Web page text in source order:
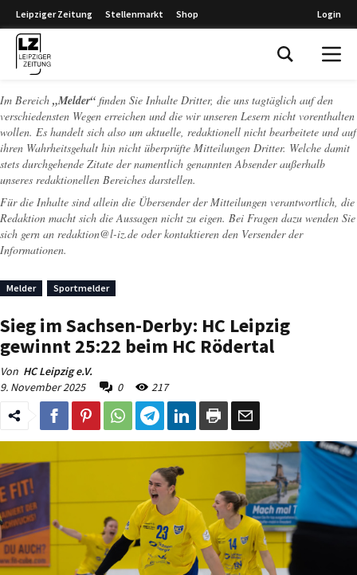
Leipziger Zeitung Stellenmarkt Shop Login
Im Bereich „Melder“ finden Sie Inhalte Dritter, die uns tagtäglich auf den
verschiedensten Wegen erreichen und die wir unseren Lesern nicht vorenthalten
wollen. Es handelt sich also um aktuelle, redaktionell nicht bearbeitete und auf
ihren Wahrheitsgehalt hin nicht überprüfte Mitteilungen Dritter. Welche damit
stets durchgehende Zitate der namentlich genannten Absender außerhalb
unseres redaktionellen Bereiches darstellen.
Für die Inhalte sind allein die Übersender der Mitteilungen verantwortlich, die
Redaktion macht sich die Aussagen nicht zu eigen. Bei Fragen dazu wenden Sie
sich gern an redaktion@l-iz.de oder kontaktieren den Versender der
Informationen.
Melder Sportmelder
Sieg im Sachsen-Derby: HC Leipzig
gewinnt 25:22 beim HC Rödertal
Von HC Leipzig e.V.
9. November 2025
0 217